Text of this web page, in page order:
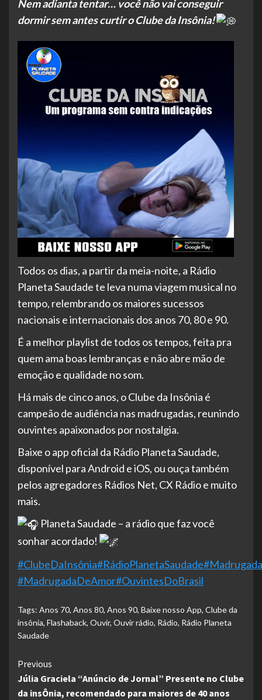
Nem adianta tentar… você não vai conseguir
dormir sem antes curtir o Clube da Insônia!
Todos os dias, a partir da meia-noite, a Rádio
Planeta Saudade te leva numa viagem musical no
tempo, relembrando os maiores sucessos
nacionais e internacionais dos anos 70, 80 e 90.
É a melhor playlist de todos os tempos, feita pra
quem ama boas lembranças e não abre mão de
emoção e qualidade no som.
Há mais de cinco anos, o Clube da Insônia é
campeão de audiência nas madrugadas, reunindo
ouvintes apaixonados por nostalgia.
Baixe o app oficial da Rádio Planeta Saudade,
disponível para Android e iOS, ou ouça também
pelos agregadores Rádios Net, CX Rádio e muito
mais.
Planeta Saudade – a rádio que faz você
sonhar acordado!
#ClubeDaInsônia#RádioPlanetaSaudade
#MadrugadaDeAmor#OuvintesDoBrasil
Tags: Anos 70, Anos 80, Anos 90, Baixe nosso App, Clube da
insônia, Flashaback, Ouvir, Ouvir rádio, Rádio, Rádio Planeta
Saudade
Continue
Reading
Previous
Júlia Graciela “Anúncio de Jornal” Presente no Clube
da insÔnia, recomendado para maiores de 40 anos